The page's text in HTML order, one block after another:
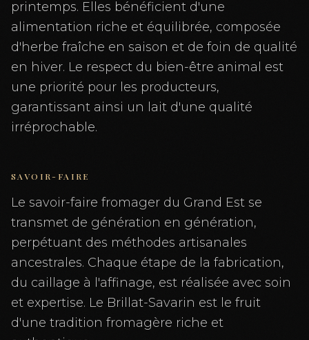
printemps. Elles bénéficient d'une
alimentation riche et équilibrée, composée
d'herbe fraîche en saison et de foin de qualité
en hiver. Le respect du bien-être animal est
une priorité pour les producteurs,
garantissant ainsi un lait d'une qualité
irréprochable.
SAVOIR-FAIRE
Le savoir-faire fromager du Grand Est se
transmet de génération en génération,
perpétuant des méthodes artisanales
ancestrales. Chaque étape de la fabrication,
du caillage à l'affinage, est réalisée avec soin
et expertise. Le Brillat-Savarin est le fruit
d'une tradition fromagère riche et